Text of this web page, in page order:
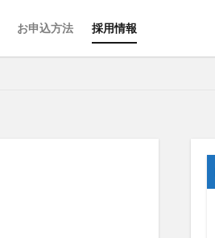
く村年間スケジュール
年間スケジュール
お申込方法 採用情報